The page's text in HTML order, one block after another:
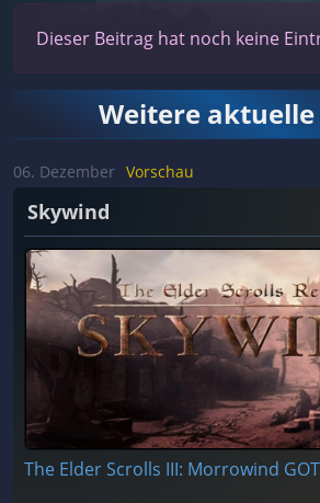
Dieser Beitrag hat noch keine
Weitere aktuelle
06. Dezember Vorschau
Skywind
The Elder Scrolls III: Morrowind